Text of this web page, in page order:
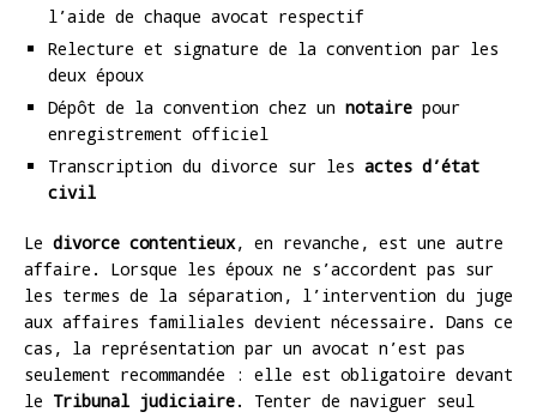
l’aide de chaque avocat respectif
Relecture et signature de la convention par les
deux époux
Dépôt de la convention chez un notaire pour
enregistrement officiel
Transcription du divorce sur les actes d’état
civil
Le divorce contentieux, en revanche, est une autre
affaire. Lorsque les époux ne s’accordent pas sur
les termes de la séparation, l’intervention du juge
aux affaires familiales devient nécessaire. Dans ce
cas, la représentation par un avocat n’est pas
seulement recommandée : elle est obligatoire devant
le Tribunal judiciaire. Tenter de naviguer seul